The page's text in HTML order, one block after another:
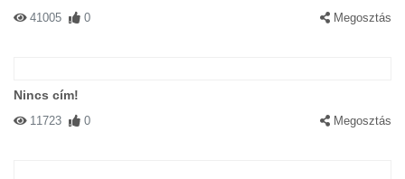
41005 0 Megosztás
Nincs cím!
11723 0 Megosztás